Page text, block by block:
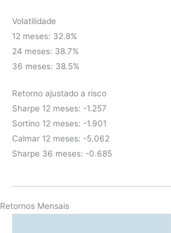
Volatilidade
12 meses: 32.8%
24 meses: 38.7%
36 meses: 38.5%
Retorno ajustado a risco
Sharpe 12 meses: -1.257
Sortino 12 meses: -1.901
Calmar 12 meses: -5.062
Sharpe 36 meses: -0.685
Retornos Mensais